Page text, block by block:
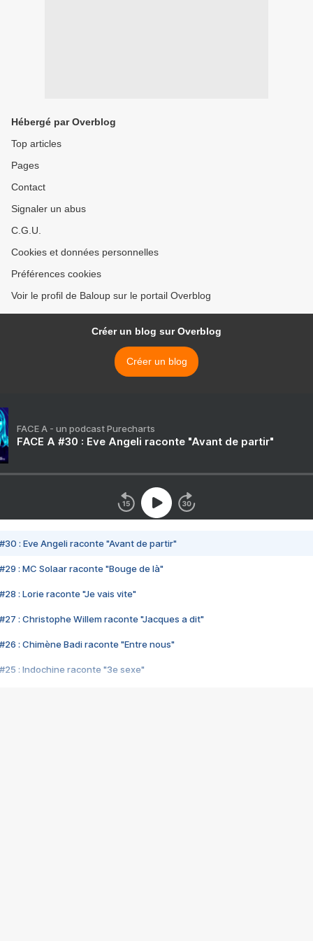
Hébergé par Overblog
Top articles
Pages
Contact
Signaler un abus
C.G.U.
Cookies et données personnelles
Préférences cookies
Voir le profil de Baloup sur le portail Overblog
Créer un blog sur Overblog
Créer un blog
FACE A - un podcast Purecharts
FACE A #30 : Eve Angeli raconte "Avant de partir"
#30 : Eve Angeli raconte "Avant de partir"
#29 : MC Solaar raconte "Bouge de là"
#28 : Lorie raconte "Je vais vite"
#27 : Christophe Willem raconte "Jacques a dit"
#26 : Chimène Badi raconte "Entre nous"
#25 : Indochine raconte "3e sexe"